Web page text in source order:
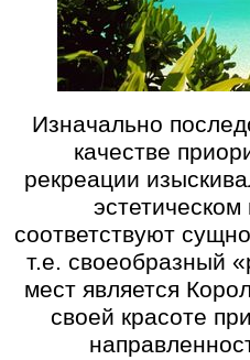
Изначально
качестве
рекреации
соответствуют
т.е. своеобразный
мест является
своей красоте